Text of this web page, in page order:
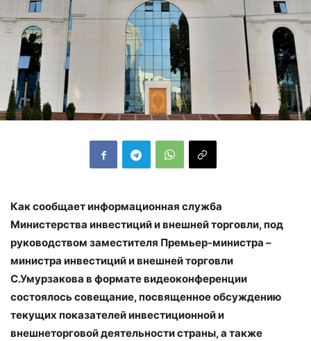
Как сообщает информационная служба
Министерства инвестиций и внешней торговли, под
руководством заместителя Премьер-министра –
министра инвестиций и внешней торговли
С.Умурзакова в формате видеоконференции
состоялось совещание, посвященное обсуждению
текущих показателей инвестиционной и
внешнеторговой деятельности страны, а также